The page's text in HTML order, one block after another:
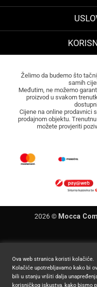
Želimo da budemo što
samih
Međutim, ne možemo
proizvod u svakom
Cijene na online prodavnici
prodajnom objektu.
možete provjeriti
2026 © Mocca
Ova web stranica koristi kolačiće.
Kolačiće upotrebljavamo kako bi
bili u stanju vršiti dalja
korisničkog iskustva, kako bismo